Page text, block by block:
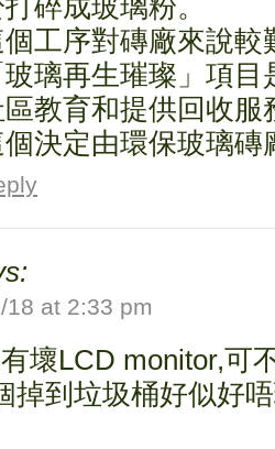
碎成玻璃粉。
個工序對磚廠來說較
玻璃再生璀璨」項
教育和提供回收
個決定由環保玻璃磚
18 at 2:33 pm
壞LCD monitor,可
掉到垃圾桶好似好